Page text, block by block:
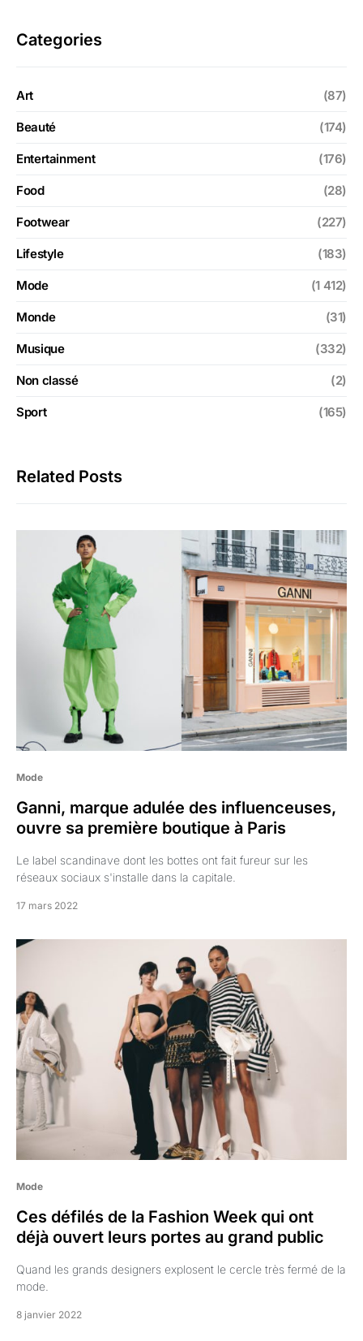
Categories
Art (87)
Beauté (174)
Entertainment (176)
Food (28)
Footwear (227)
Lifestyle (183)
Mode (1 412)
Monde (31)
Musique (332)
Non classé (2)
Sport (165)
Related Posts
Mode
Ganni, marque adulée des influenceuses,
ouvre sa première boutique à Paris
Le label scandinave dont les bottes ont fait fureur sur les
réseaux sociaux s'installe dans la capitale.
17 mars 2022
Mode
Ces défilés de la Fashion Week qui ont
déjà ouvert leurs portes au grand public
Quand les grands designers explosent le cercle très fermé de la
mode.
8 janvier 2022